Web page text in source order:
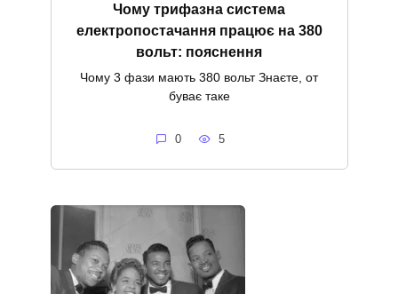
Чому трифазна система
електропостачання працює на 380
вольт: пояснення
Чому 3 фази мають 380 вольт Знаєте, от
буває таке
0 5